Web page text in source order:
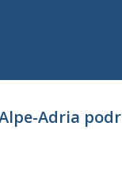
Adria